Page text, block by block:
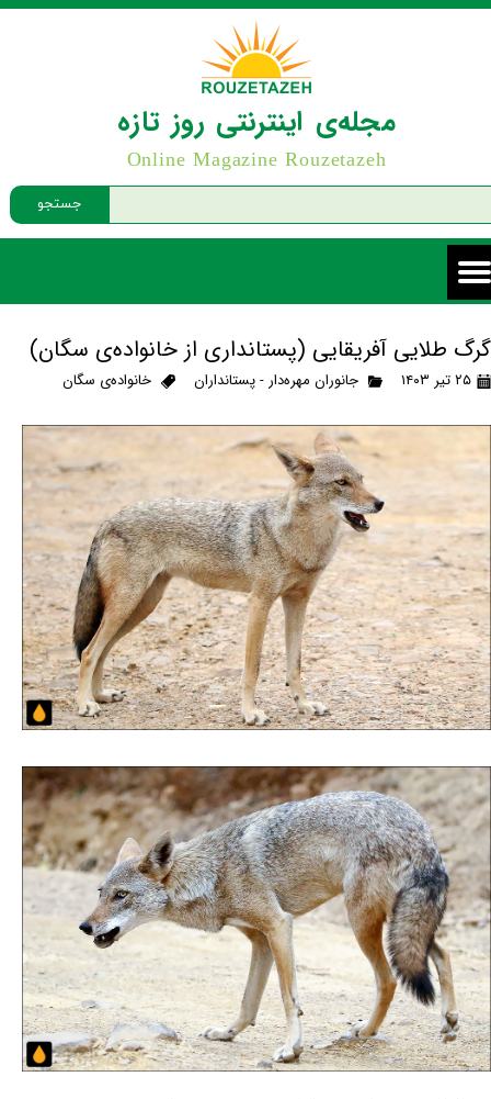
جستجو
مجله‌ی اینترنتی روز تازه
Online Magazine Rouzetazeh
گرگ طلایی آفریقایی (پستانداری از خانواده‌ی سگان)
۲۵ تیر ۱۴۰۳ جانوران مهره‌دار - پستانداران خانواده‌ی سگان